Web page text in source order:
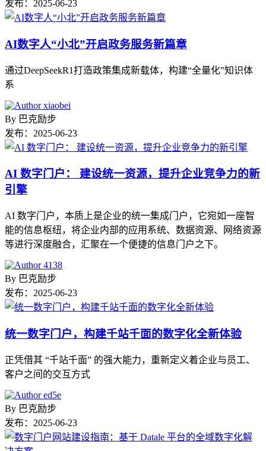
发布： 2025-06-23
AI数字人“小北”开启政务服务新篇章
通过DeepSeekR1打造政策集成新载体，构建“全量化”知识体
系
By 巴克励步
发布： 2025-06-23
AI 数字门户： 建设统一资源，提升企业竞争力的新
引擎
AI 数字门户，本质上是企业的统一集成门户，它宛如一座智
能的信息枢纽，将企业内部的应用系统、数据资源、网络资源
等进行深度融合，汇聚在一个便捷的信息门户之下。
By 巴克励步
发布： 2025-06-23
统一数字门户，构建千站千面的数字化全新体验
正凭借其 “千站千面” 的强大能力，重新定义着企业与员工、
客户之间的交互方式
By 巴克励步
发布： 2025-06-23